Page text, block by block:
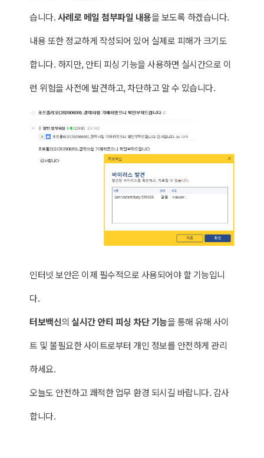
습니다.사례로 메일 첨부파일 내용을 보도록 하겠습니다.
내용 또한 정교하게 작성되어 있어 실제로 피해가 크기도
합니다. 하지만, 안티 피싱 기능을 사용하면 실시간으로 이
런 위험을 사전에 발견하고, 차단하고 알 수 있습니다.
인터넷 보안은 이제 필수적으로 사용되어야 할 기능입니
다.
터보백신의 실시간안티 피싱 차단 기능을 통해 유해 사이
트 및 불필요한 사이트로부터 개인 정보를 안전하게 관리
하세요.
오늘도 안전하고 쾌적한 업무 환경 되시길 바랍니다. 감사
합니다.